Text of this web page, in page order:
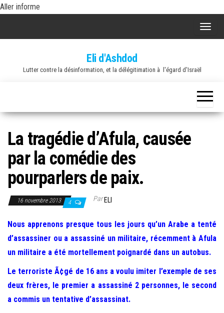
Aller informe
A
h
e
e
r
l
a
n
Eli d'Ashdod
Lutter contre la désinformation, et la délégitimation à l'égard d'Israël
La tragédie d’Afula, causée
par la comédie des
pourparlers de paix.
16 novembre 2013 4 ParELI
Nous apprenons presque tous les jours qu’un Arabe a tenté
d’assassiner ou a assassiné un militaire, récemment à Afula
un militaire a été mortellement poignardé dans un autobus.
Le terroriste Ã¢gé de 16 ans a voulu imiter l’exemple de ses
deux frères, le premier a assassiné 2 personnes, le second
a commis un tentative d’assassinat.